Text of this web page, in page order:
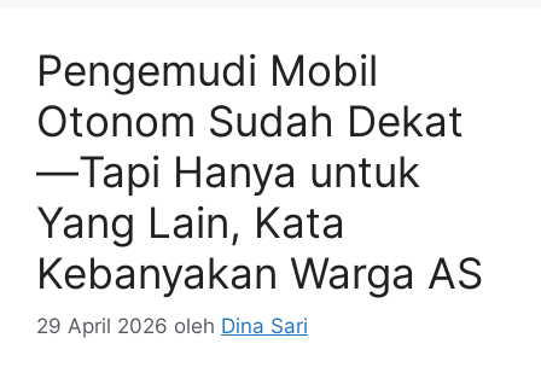
Pengemudi Mobil
Otonom Sudah Dekat
—Tapi Hanya untuk
Yang Lain, Kata
Kebanyakan Warga AS
29 April 2026 oleh Dina Sari